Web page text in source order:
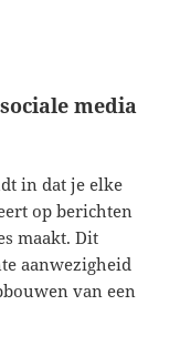
media
in dat je elke
op berichten
maakt. Dit
aanwezigheid
van een